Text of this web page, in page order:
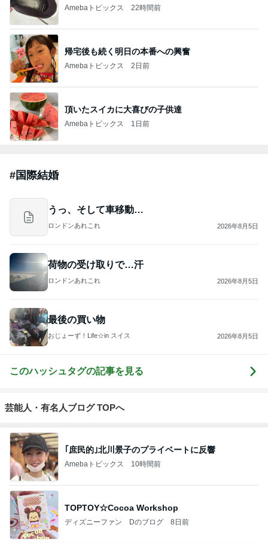
Amebaトピックス 22時間前
帰宅後も続く明日の本番への興奮
Amebaトピックス 2日前
頂いたスイカに大喜びの子供達
Amebaトピックス 1日前
#国際結婚
うっ、そして車移動…
ロンドンあれこれ 2026年8月5日
荷物の受け取りで…汗
ロンドンあれこれ 2026年8月5日
最後の買い物
おじょーず！Life☆in スイス 2026年8月5日
このハッシュタグの記事を見る
芸能人・有名人ブログ TOPへ
｢庶民的｣北川景子のプライベートに反響
Amebaトピックス 10時間前
TOPTOY☆Cocoa Workshop
ディズニーファン Dのブログ 8日前